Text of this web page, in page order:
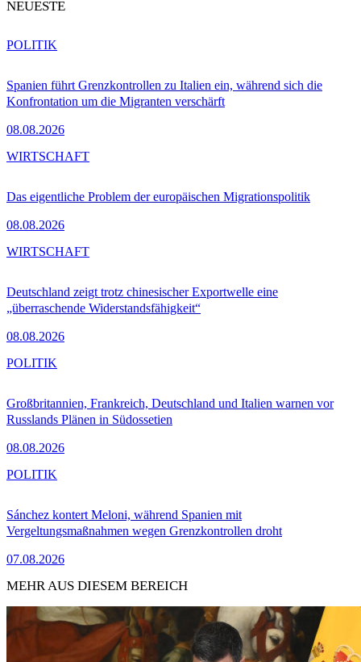
NEUESTE
Spanien führt Grenzkontrollen zu Italien ein, während sich die
Konfrontation um die Migranten verschärft
08.08.2026
POLITIK
Das eigentliche Problem der europäischen Migrationspolitik
08.08.2026
WIRTSCHAFT
Deutschland zeigt trotz chinesischer Exportwelle eine
„überraschende Widerstandsfähigkeit“
08.08.2026
WIRTSCHAFT
Großbritannien, Frankreich, Deutschland und Italien warnen vor
Russlands Plänen in Südossetien
08.08.2026
POLITIK
Sánchez kontert Meloni, während Spanien mit
Vergeltungsmaßnahmen wegen Grenzkontrollen droht
07.08.2026
POLITIK
MEHR AUS DIESEM BEREICH